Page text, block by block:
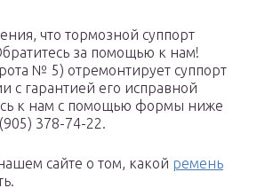
что тормозной суппорт
за помощью к нам!
№ 5) отремонтирует суппорт
с гарантией его исправной
к нам с помощью формы ниже
378-74-22.
сайте о том, какой ремень